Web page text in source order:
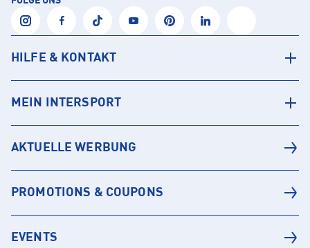
HILFE & KONTAKT
MEIN INTERSPORT
AKTUELLE WERBUNG
PROMOTIONS & COUPONS
EVENTS